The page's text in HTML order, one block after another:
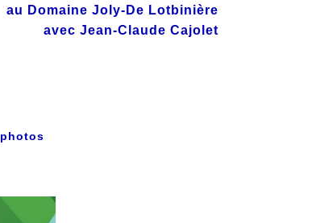
au Domaine Joly-De Lotbinière
avec Jean-Claude Cajolet
photos